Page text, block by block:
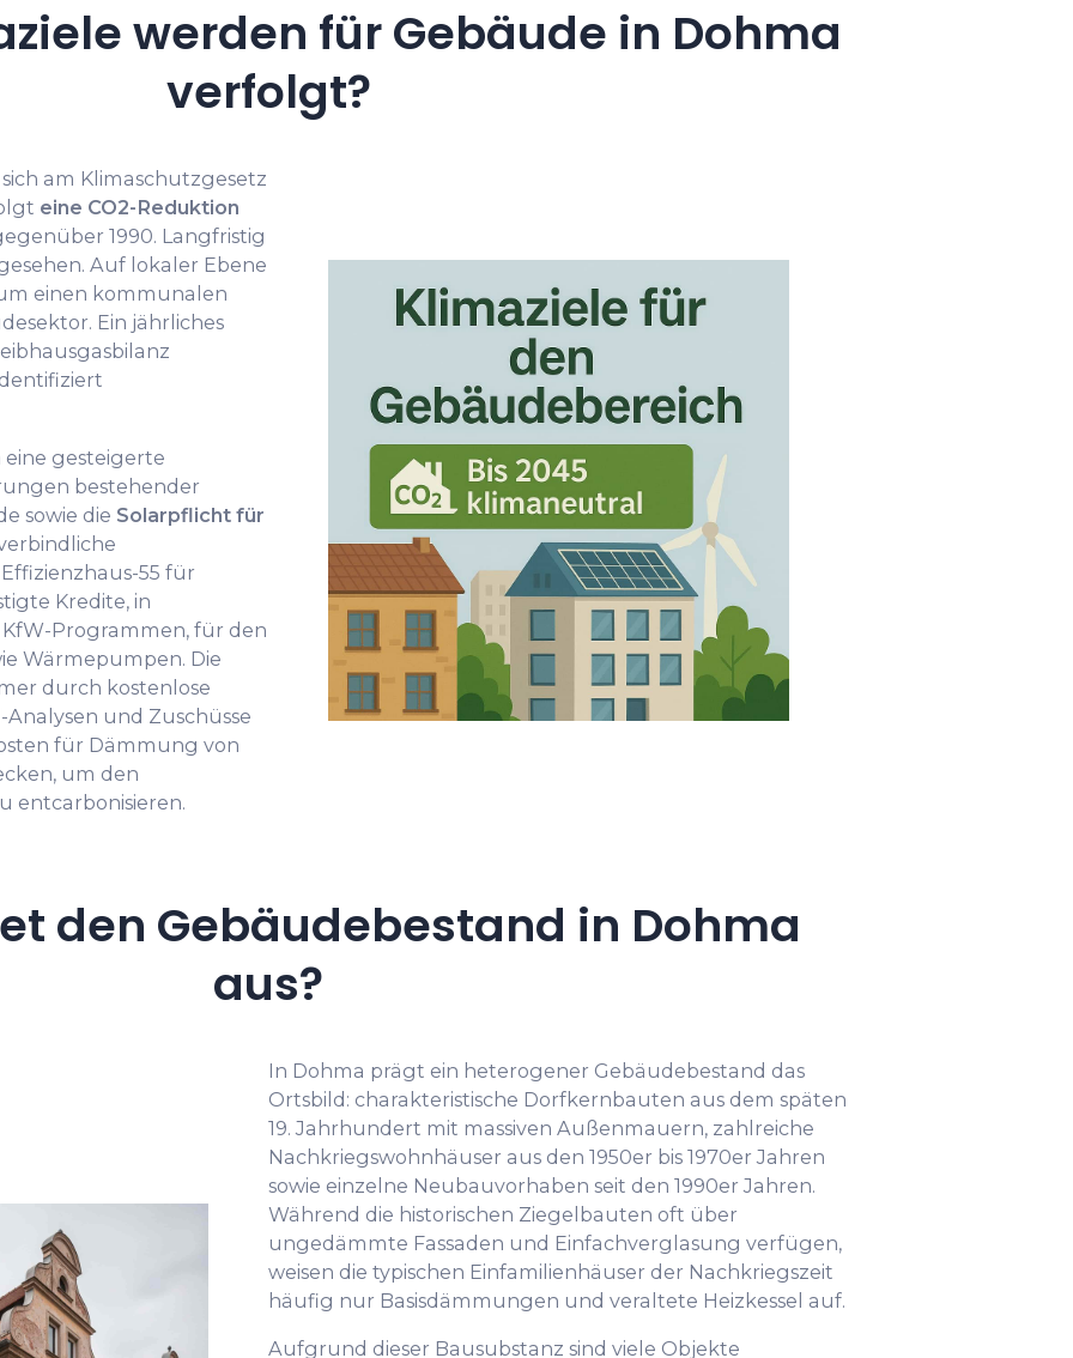
werden für Gebäude in Dohma
verfolgt?
am Klimaschutzgesetz
eine CO2-Reduktion
1990. Langfristig
Auf lokaler Ebene
einen kommunalen
Ein jährliches
gesteigerte
bestehender
sowie die Solarpflicht für
55 für
Kredite, in
Programmen, für den
Wärmepumpen. Die
durch kostenlose
und Zuschüsse
für Dämmung von
um den
entcarbonisieren.
den Gebäudebestand in Dohma
aus?
In Dohma prägt ein heterogener Gebäudebestand das
Ortsbild: charakteristische Dorfkernbauten aus dem späten
19. Jahrhundert mit massiven Außenmauern, zahlreiche
Nachkriegswohnhäuser aus den 1950er bis 1970er Jahren
sowie einzelne Neubauvorhaben seit den 1990er Jahren.
Während die historischen Ziegelbauten oft über
ungedämmte Fassaden und Einfachverglasung verfügen,
weisen die typischen Einfamilienhäuser der Nachkriegszeit
häufig nur Basisdämmungen und veraltete Heizkessel auf.
Aufgrund dieser Bausubstanz sind viele Objekte